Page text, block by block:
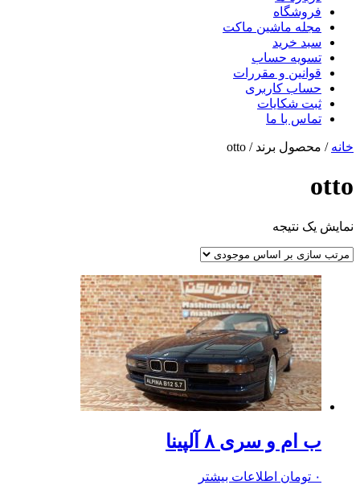
فروشگاه
مجله ماشین ماکت
سبد خرید
تسویه حساب
قوانین و مقررات
حساب کاربری
ثبت شکایات
تماس با ما
خانه / محصول برند / otto
otto
نمایش یک نتیجه
ب ام و سری ۸ آلپینا
۰ تومان اطلاعات بیشتر